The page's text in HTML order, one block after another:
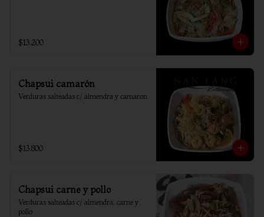
$13.200
Chapsui camarón
Verduras salteadas c/ almendra y camaron
$13.800
Chapsui carne y pollo
Verduras salteadas c/ almendra, carne y
pollo